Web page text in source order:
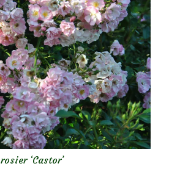
rosier ‘Castor’